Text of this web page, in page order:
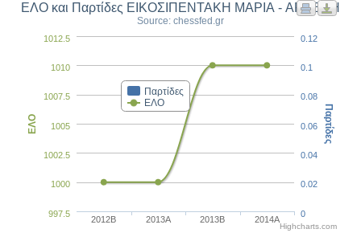
ΕΛΟ και Παρτίδες ΕΙΚΟΣΙΠΕΝΤΑΚΗ ΜΑΡΙΑ - ΑΡΤΕΜΗ
Source: chessfed.gr
Παρτίδες
ΕΛΟ
2012B 2013A 2013B 2014A
997.5
1000
1002.5
1005
1007.5
1010
1012.5
ΕΛΟ
0
0.02
0.04
0.06
0.08
0.1
0.12
Παρτίδες
Highcharts.com